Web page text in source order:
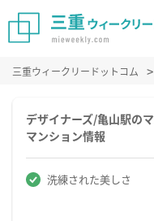
三重ウィークリードットコム
デザイナーズ/亀山駅の
マンション情報
洗練された美しさ